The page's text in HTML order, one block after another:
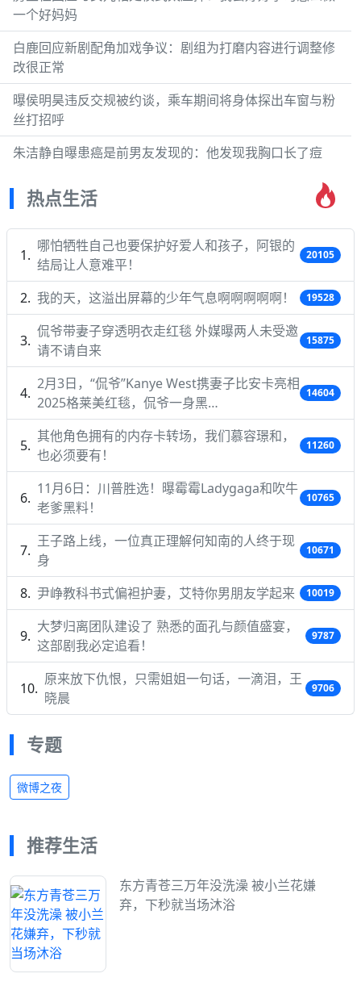
一个好妈妈
白鹿回应新剧配角加戏争议：剧组为打磨内容进行调整修
改很正常
曝侯明昊违反交规被约谈，乘车期间将身体探出车窗与粉
丝打招呼
朱洁静自曝患癌是前男友发现的：他发现我胸口长了痘
热点生活
哪怕牺牲自己也要保护好爱人和孩子，阿银的
结局让人意难平！
20105
我的天，这溢出屏幕的少年气息啊啊啊啊啊！ 19528
侃爷带妻子穿透明衣走红毯 外媒曝两人未受邀
请不请自来
15875
2月3日，“侃爷”Kanye West携妻子比安卡亮相
2025格莱美红毯，侃爷一身黑…
14604
其他角色拥有的内存卡转场，我们慕容璟和，
也必须要有！
11260
11月6日：川普胜选！曝霉霉Ladygaga和吹牛
老爹黑料！
10765
王子路上线，一位真正理解何知南的人终于现
身
10671
尹峥教科书式偏袒护妻，艾特你男朋友学起来 10019
大梦归离团队建设了 熟悉的面孔与颜值盛宴，
这部剧我必定追看！
9787
原来放下仇恨，只需姐姐一句话，一滴泪，王
晓晨
9706
专题
微博之夜
推荐生活
东方青苍三万年没洗澡 被小兰花嫌
弃，下秒就当场沐浴